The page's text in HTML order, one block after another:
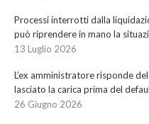
Processi interrotti dalla
può riprendere in mano la
13 Luglio 2026
L’ex amministratore risponde
lasciato la carica prima del
26 Giugno 2026